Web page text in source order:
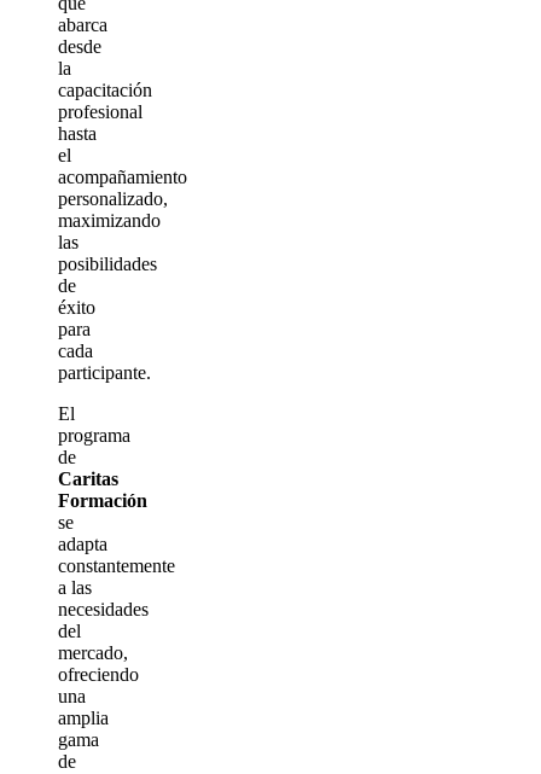
abarca
desde
la
capacitación
profesional
hasta
el
acompañamiento
personalizado,
maximizando
las
posibilidades
de
éxito
para
cada
participante.
El
programa
de
Caritas
Formación
se
adapta
constantemente
a las
necesidades
del
mercado,
ofreciendo
una
amplia
gama
de